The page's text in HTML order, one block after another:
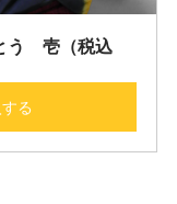
う　壱（税込
る